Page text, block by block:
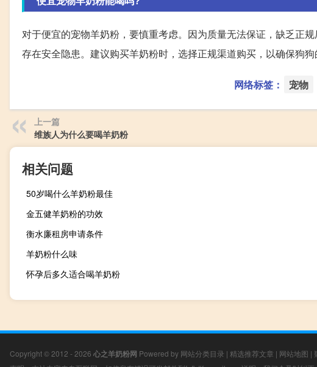
对于便宜的宠物羊奶粉，要慎重考虑。因为质量无法保证，缺乏正
存在安全隐患。建议购买羊奶粉时，选择正规渠道购买，以确保狗狗
网络标签： 宠物
上一篇
维族人为什么要喝羊奶粉
相关问题
50岁喝什么羊奶粉最佳
金五健羊奶粉的功效
衡水廉租房申请条件
羊奶粉什么味
怀孕后多久适合喝羊奶粉
Copyright © 2012 - 2026 心之羊奶粉网 Powered by 网站分类目录 | 精选推荐文章 | 网站地图 |